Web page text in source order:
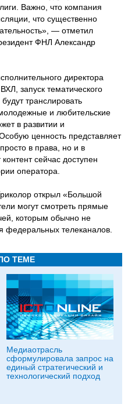
Важно, что компания
что существенно
— отметил
ФНЛ Александр
директора
запуск тематического
транслировать
и любительские
в развитии и
ценность представляет
в права, но и в
сейчас доступен
оператора.
открыл «Большой
могут смотреть прямые
которым обычно не
федеральных телеканалов.
ТЕМЕ
Медиаотрасль
сформулировала запрос на
единый стратегический и
технологический подход